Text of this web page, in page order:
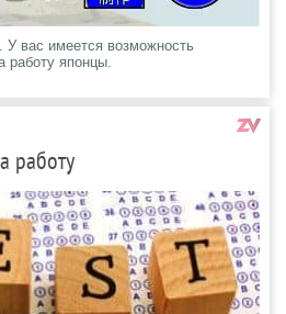
У вас имеется возможность
работу японцы.
работу